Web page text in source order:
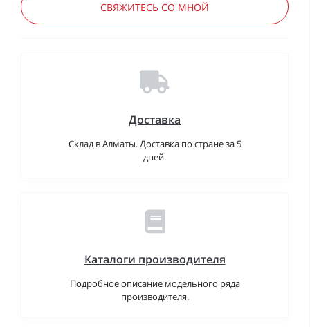
СВЯЖИТЕСЬ СО МНОЙ
Доставка
Склад в Алматы. Доставка по стране за 5
дней.
Каталоги производителя
Подробное описание модельного ряда
производителя.